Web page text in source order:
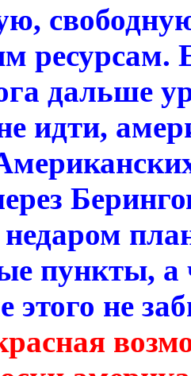
ресурсам.
дальше
идти,
пункты, а
этого не